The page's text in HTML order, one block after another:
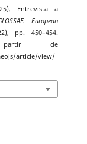
Entrevista a
European
pp. 450–454.
partir de
article/view/